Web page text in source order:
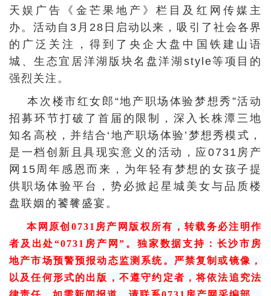
天娱广告《金芒果地产》栏目及红网传媒主
办。活动自3月28日启动以来，吸引了社会各界
的广泛关注，得到了央企大盘中国铁建山语
城、生态宜居洋湖版块名盘洋湖style等项目的
强烈关注。
本次楼市红女郎“地产职场体验梦想秀”活动
招募环节打破了首届的限制，深入长株潭三地
知名高校，并结合‘地产职场体验’梦想秀模式，
是一档创新且具现实意义的活动，应0731房产
网15周年感恩而来，为年轻有梦想的女孩子提
供职场体验平台，势必掀起星城美女与品质楼
盘联姻的饕餮盛宴。
本网原创0731房产网版权所有，转载务必注明作
者及出处“0731房产网”。独家数据支持：长沙市房
地产市场预警预报动态监测系统。严禁复制或镜像，
以及任何形式的出版，不遵守约定者，将依法追究法